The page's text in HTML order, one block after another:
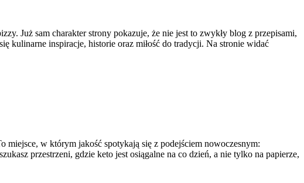
Już sam charakter strony pokazuje, że nie jest to zwykły blog z przepisami,
kulinarne inspiracje, historie oraz miłość do tradycji. Na stronie widać
miejsce, w którym jakość spotykają się z podejściem nowoczesnym:
przestrzeni, gdzie keto jest osiągalne na co dzień, a nie tylko na papierze,